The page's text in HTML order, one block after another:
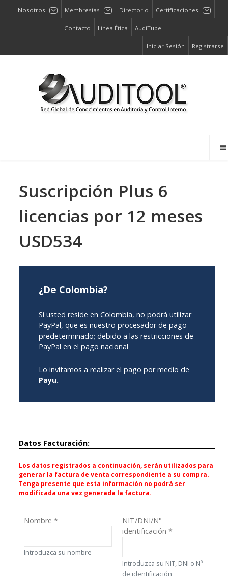
Nosotros Membresías Directorio Certificaciones
Contacto Línea Ética AudiTube
Iniciar Sesión Registrarse
Suscripción Plus 6
licencias por 12 meses
USD534
¿De Colombia?
Si usted reside en Colombia, no podrá utilizar
PayPal, que es nuestro procesador de pago
predeterminado; debido a las restricciones de
PayPal en el pago nacional
Lo invitamos a realizar el pago por medio de
Payu.
Datos Facturación:
Los datos registrados a continuación, serán utilizados para
generar la factura de venta correspondiente a su compra.
Tenga presente que esta información no podrá ser
modificada una vez generada la factura.
Nombre *
Introduzca su nombre
NIT/DNI/N°
identificación *
Introduzca su NIT, DNI o Nº
de identificación